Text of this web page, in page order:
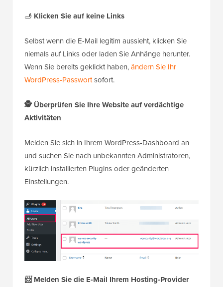
🫸 Klicken Sie auf keine Links
Selbst wenn die E-Mail legitim aussieht, klicken Sie
niemals auf Links oder laden Sie Anhänge herunter.
Wenn Sie bereits geklickt haben,ändern Sie Ihr
WordPress-Passwortsofort.
🕵️ Überprüfen Sie Ihre Website auf verdächtige
Aktivitäten
Melden Sie sich in Ihrem WordPress-Dashboard an
und suchen Sie nach unbekannten Administratoren,
kürzlich installierten Plugins oder geänderten
Einstellungen.
📨 Melden Sie die E-Mail Ihrem Hosting-Provider